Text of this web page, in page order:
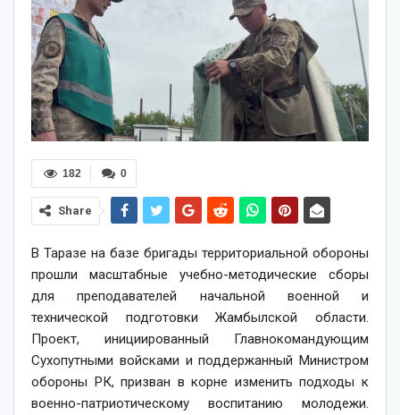
0
182
Share
В Таразе на базе бригады территориальной обороны
прошли масштабные учебно-методические сборы
для преподавателей начальной военной и
технической подготовки Жамбылской области.
Проект, инициированный Главнокомандующим
Сухопутными войсками и поддержанный Министром
обороны РК, призван в корне изменить подходы к
военно-патриотическому воспитанию молодежи.